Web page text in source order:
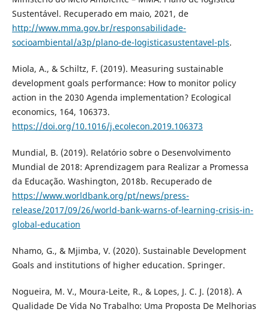
Sustentável. Recuperado em maio, 2021, de
http://www.mma.gov.br/responsabilidade-
socioambiental/a3p/plano-de-logisticasustentavel-pls.
Miola, A., & Schiltz, F. (2019). Measuring sustainable
development goals performance: How to monitor policy
action in the 2030 Agenda implementation? Ecological
economics, 164, 106373.
https://doi.org/10.1016/j.ecolecon.2019.106373
Mundial, B. (2019). Relatório sobre o Desenvolvimento
Mundial de 2018: Aprendizagem para Realizar a Promessa
da Educação. Washington, 2018b. Recuperado de
https://www.worldbank.org/pt/news/press-
release/2017/09/26/world-bank-warns-of-learning-crisis-in-
global-education
Nhamo, G., & Mjimba, V. (2020). Sustainable Development
Goals and institutions of higher education. Springer.
Nogueira, M. V., Moura-Leite, R., & Lopes, J. C. J. (2018). A
Qualidade De Vida No Trabalho: Uma Proposta De Melhorias